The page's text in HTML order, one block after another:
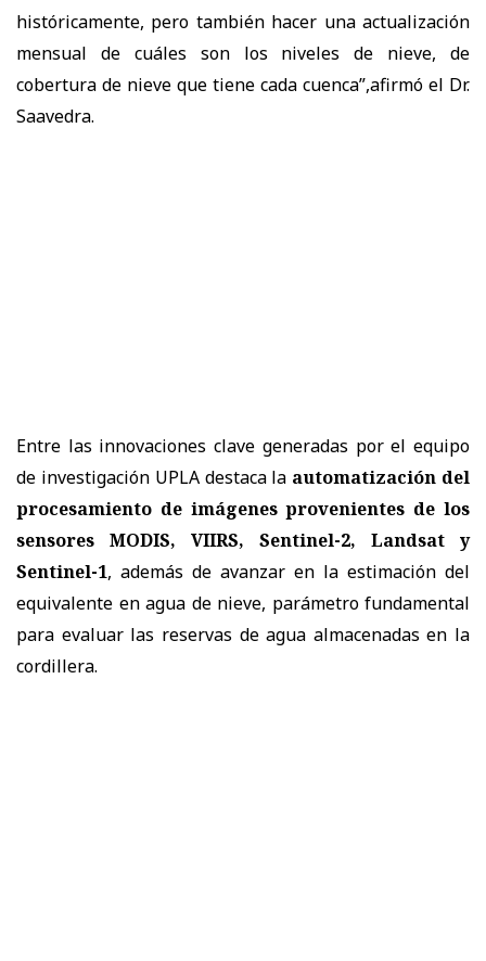
históricamente, pero también hacer una actualización
mensual de cuáles son los niveles de nieve, de
cobertura de nieve que tiene cada cuenca”,afirmó el Dr.
Saavedra.
Entre las innovaciones clave generadas por el equipo
de investigación UPLA destaca la automatización del
procesamiento de imágenes provenientes de los
sensores MODIS, VIIRS, Sentinel-2, Landsat y
Sentinel-1, además de avanzar en la estimación del
equivalente en agua de nieve, parámetro fundamental
para evaluar las reservas de agua almacenadas en la
cordillera.